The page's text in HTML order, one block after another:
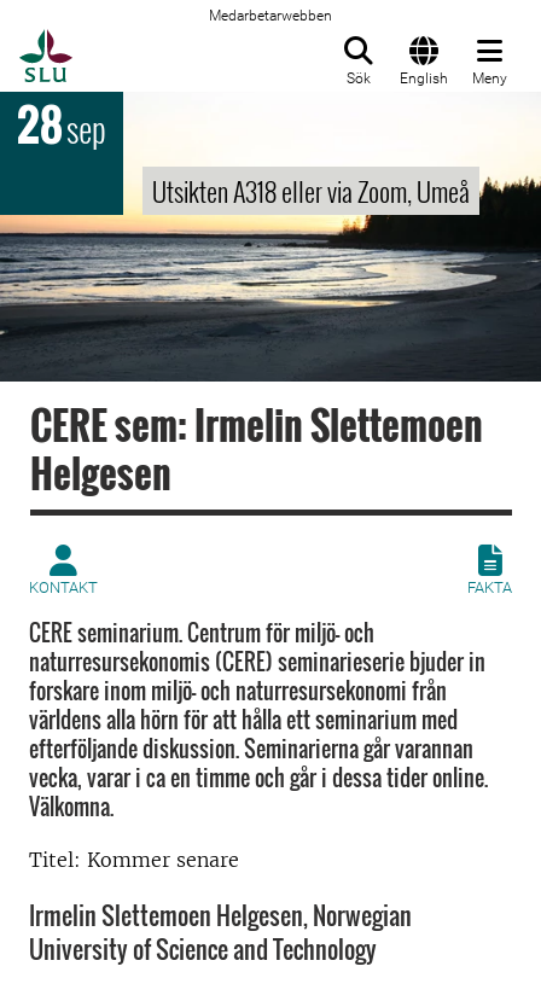
Medarbetarwebben
Sök English Meny
28sep
Utsikten A318 eller via Zoom, Umeå
CERE sem: Irmelin Slettemoen
Helgesen
KONTAKT FAKTA
CERE seminarium. Centrum för miljö- och
naturresursekonomis (CERE) seminarieserie bjuder in
forskare inom miljö- och naturresursekonomi från
världens alla hörn för att hålla ett seminarium med
efterföljande diskussion. Seminarierna går varannan
vecka, varar i ca en timme och går i dessa tider online.
Välkomna.
Titel: Kommer senare
Irmelin Slettemoen Helgesen, Norwegian
University of Science and Technology